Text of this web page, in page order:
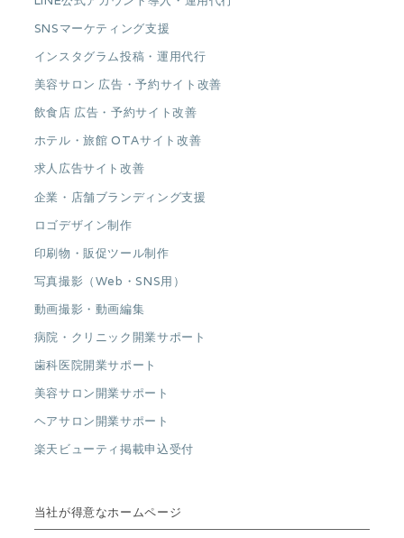
SNSマーケティング支援
インスタグラム投稿・運用代行
美容サロン 広告・予約サイト改善
飲食店 広告・予約サイト改善
ホテル・旅館 OTAサイト改善
求人広告サイト改善
企業・店舗ブランディング支援
ロゴデザイン制作
印刷物・販促ツール制作
写真撮影（Web・SNS用）
動画撮影・動画編集
病院・クリニック開業サポート
歯科医院開業サポート
美容サロン開業サポート
ヘアサロン開業サポート
楽天ビューティ掲載申込受付
当社が得意なホームページ